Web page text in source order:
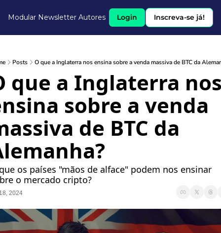
Modular Newsletter Autores Login Inscreva-se já!
Posts O que a Inglaterra nos ensina sobre a venda massiva de BTC da
que a Inglaterra
sobre a venda
de BTC da
os países "mãos de alface" podem nos ensinar
o mercado cripto?
2024